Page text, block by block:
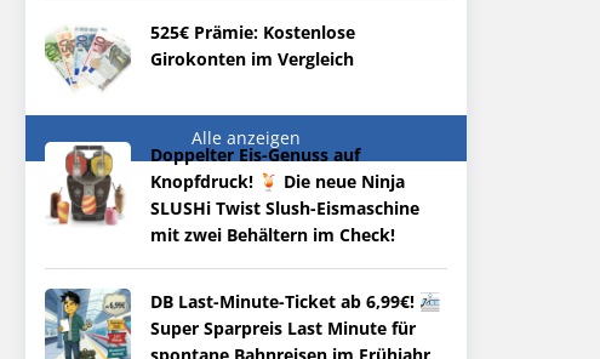
525€ Prämie: Kostenlose
Girokonten im Vergleich
Alle anzeigen
Doppelter Eis-Genuss auf
Knopfdruck! 🍹 Die neue Ninja
SLUSHi Twist Slush-Eismaschine
mit zwei Behältern im Check!
DB Last-Minute-Ticket ab 6,99€! 🚈
Super Sparpreis Last Minute für